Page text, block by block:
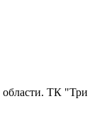
ТК "Три